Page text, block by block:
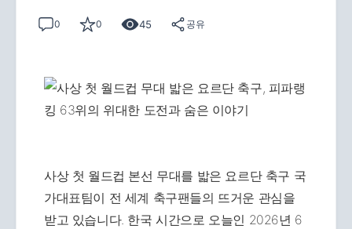
0 0 45 공유
사상 첫 월드컵 본선 무대를 밟은 요르단 축구 국
가대표팀이 전 세계 축구팬들의 뜨거운 관심을
받고 있습니다. 한국 시간으로 오늘인 2026년 6